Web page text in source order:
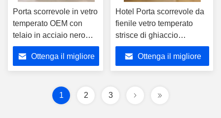
Porta scorrevole in vetro
temperato OEM con
telaio in acciaio nero
opaco
Ottenga il migliore
Hotel Porta scorrevole da
fienile vetro temperato
strisce di ghiaccio
trasparente isolato
Ottenga il migliore
1 2 3